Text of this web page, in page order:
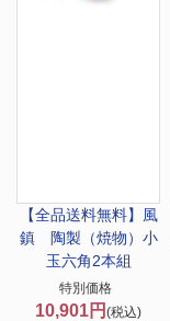
【全品送料無料】
風
鎮 陶製（焼物）小
玉六角2本組
特別価格
10,901円(税込)